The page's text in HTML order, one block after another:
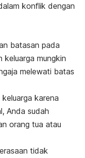
konflik dengan
batasan pada
keluarga mungkin
melewati batas
karena
Anda sudah
orang tua atau
tidak